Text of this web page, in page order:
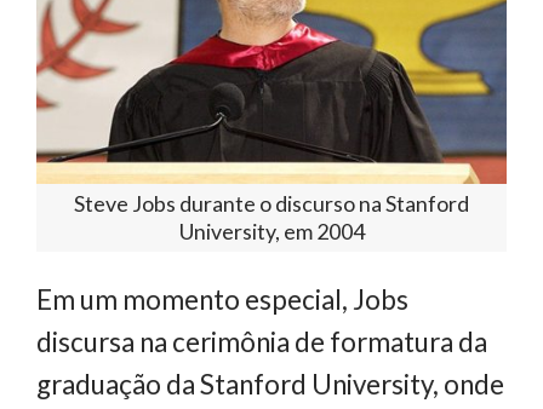
Steve Jobs durante o discurso na Stanford
University, em 2004
Em um momento especial, Jobs
discursa na cerimônia de formatura da
graduação da Stanford University, onde